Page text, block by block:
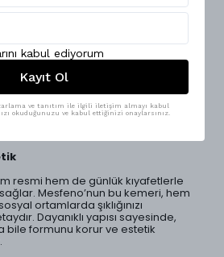
gereken bir aksesuardır. Yüksek
üretilmiş olan bu kemer,
zarif tasarımı ile de dikkat
ve kahverengi gibi klasik renk
uyum sağlar. 110, 115, 120, 125 ve
her vücut tipine uygun bir fit
resmi hem de günlük kıyafetlerle
Mesfeno’nun bu kemeri, hem
ortamlarda şıklığınızı
Dayanıklı yapısı sayesinde,
bile formunu korur ve estetik
kabul ediyorum
Kayıt Ol
ve tanıtım ile ilgili iletişim almayı kabul
okuduğunuzu ve kabul ettiğinizi onaylarsınız.